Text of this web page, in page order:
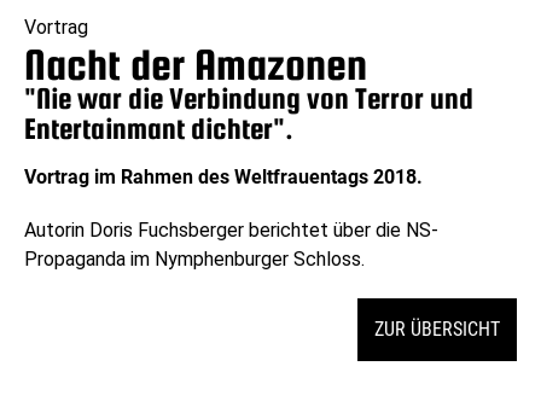
Vortrag
Nacht der Amazonen
"Nie war die Verbindung von Terror und
Entertainmant dichter".
Vortrag im Rahmen des Weltfrauentags 2018.
Autorin Doris Fuchsberger berichtet über die NS-
Propaganda im Nymphenburger Schloss.
ZUR ÜBERSICHT